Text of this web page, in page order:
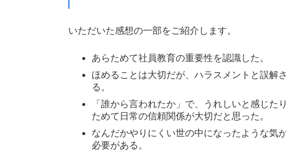
いただいた感想の一部をご紹介します。
あらためて社員教育の重要性を認識した。
ほめることは大切だが、ハラスメントと誤解
る。
「誰から言われたか」で、うれしいと感じ
ためて日常の信頼関係が大切だと思った。
なんだかやりにくい世の中になったような気
必要がある。